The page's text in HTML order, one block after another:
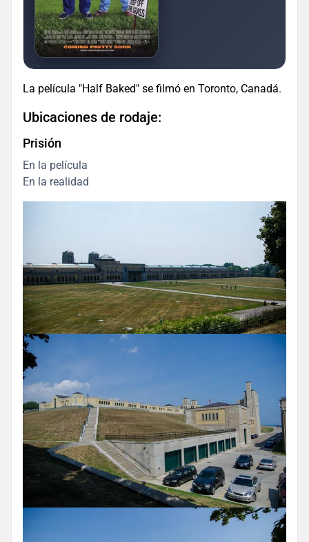
La película "Half Baked" se filmó en Toronto, Canadá.
Ubicaciones de rodaje:
Prisión
En la película
En la realidad